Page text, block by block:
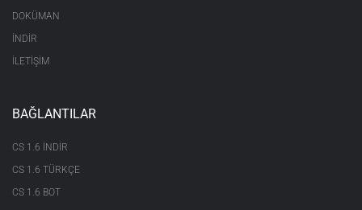
DOKÜMAN
İNDİR
İLETİŞİM
BAĞLANTILAR
CS 1.6 INDIR
CS 1.6 TÜRKÇE
CS 1.6 BOT